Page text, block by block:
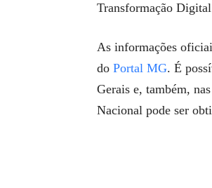
Transformação
As informações
do Portal MG. É
Gerais e, também,
Nacional pode ser